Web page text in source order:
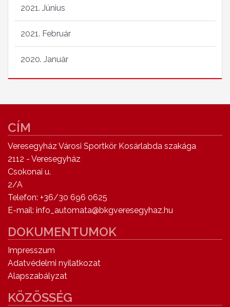
2021. Június
2021. Február
2020. Január
CÍM
Veresegyház Városi Sportkör Kosárlabda szakága
2112 - Veresegyház
Csokonai u.
2/A
Telefon: +36/30 696 0625
E-mail: info_automata@bkgveresegyhaz.hu
DOKUMENTUMOK
Impresszum
Adatvédelmi nyilatkozat
Alapszabályzat
KÖZÖSSÉG